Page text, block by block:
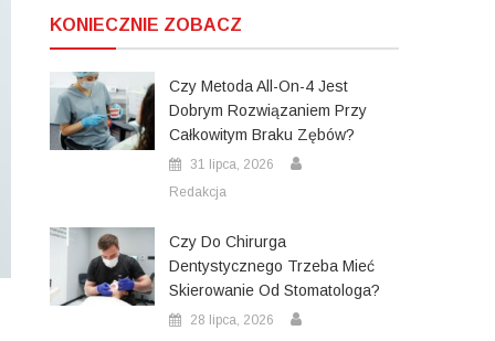
KONIECZNIE ZOBACZ
Czy Metoda All-On-4 Jest
Dobrym Rozwiązaniem Przy
Całkowitym Braku Zębów?
31 lipca, 2026
Redakcja
Czy Do Chirurga
Dentystycznego Trzeba Mieć
Skierowanie Od Stomatologa?
28 lipca, 2026